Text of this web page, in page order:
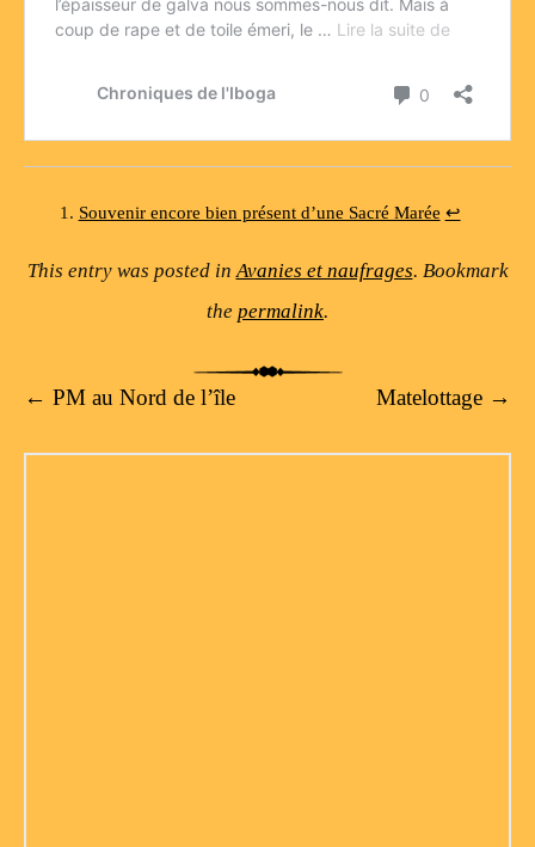
Souvenir encore bien présent d’une Sacré Marée ↩
This entry was posted inAvanies et naufrages. Bookmark
the permalink.
Post navigation
← PM au Nord de l’île Matelottage →